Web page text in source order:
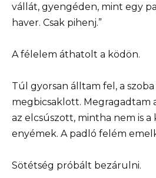
vállát, gyengéden, mint egy
haver. Csak pihenj.”
A félelem áthatolt a ködön.
Túl gyorsan álltam fel, a
megbicsaklott. Megragadtam
az elcsúszott, mintha nem is
enyémek. A padló felém
Sötétség próbált bezárulni.